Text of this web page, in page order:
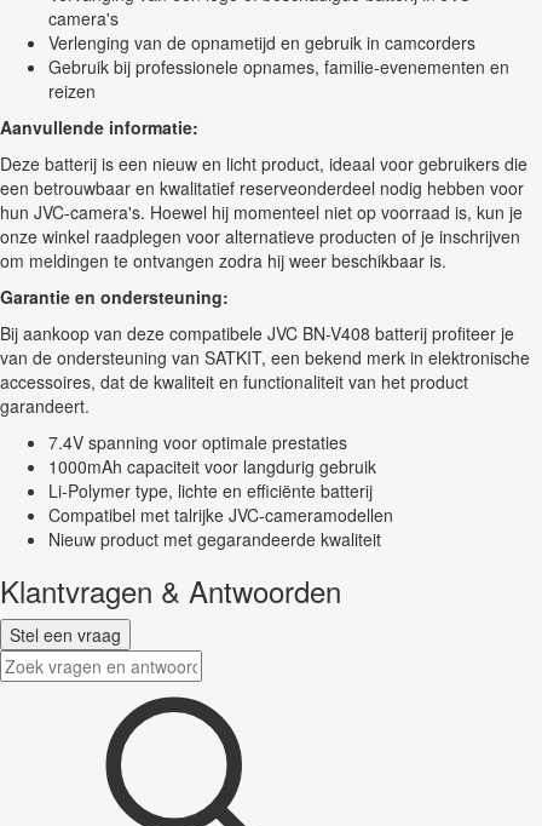
camera's
Verlenging van de opnametijd en gebruik in camcorders
Gebruik bij professionele opnames, familie-evenementen en
reizen
Aanvullende informatie:
Deze batterij is een nieuw en licht product, ideaal voor gebruikers die
een betrouwbaar en kwalitatief reserveonderdeel nodig hebben voor
hun JVC-camera's. Hoewel hij momenteel niet op voorraad is, kun je
onze winkel raadplegen voor alternatieve producten of je inschrijven
om meldingen te ontvangen zodra hij weer beschikbaar is.
Garantie en ondersteuning:
Bij aankoop van deze compatibele JVC BN-V408 batterij profiteer je
van de ondersteuning van SATKIT, een bekend merk in elektronische
accessoires, dat de kwaliteit en functionaliteit van het product
garandeert.
7.4V spanning voor optimale prestaties
1000mAh capaciteit voor langdurig gebruik
Li-Polymer type, lichte en efficiënte batterij
Compatibel met talrijke JVC-cameramodellen
Nieuw product met gegarandeerde kwaliteit
Klantvragen & Antwoorden
Stel een vraag